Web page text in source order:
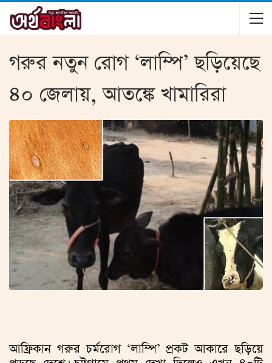
গরুর নতুন রোগ ‘লাম্পি’ ছড়িয়েছে
৪০ জেলায়, আতঙ্কে খামারিরা
আফ্রিকান গরুর চর্মরোগ ‘লাম্পি’ প্রকট আকারে ছড়িয়ে